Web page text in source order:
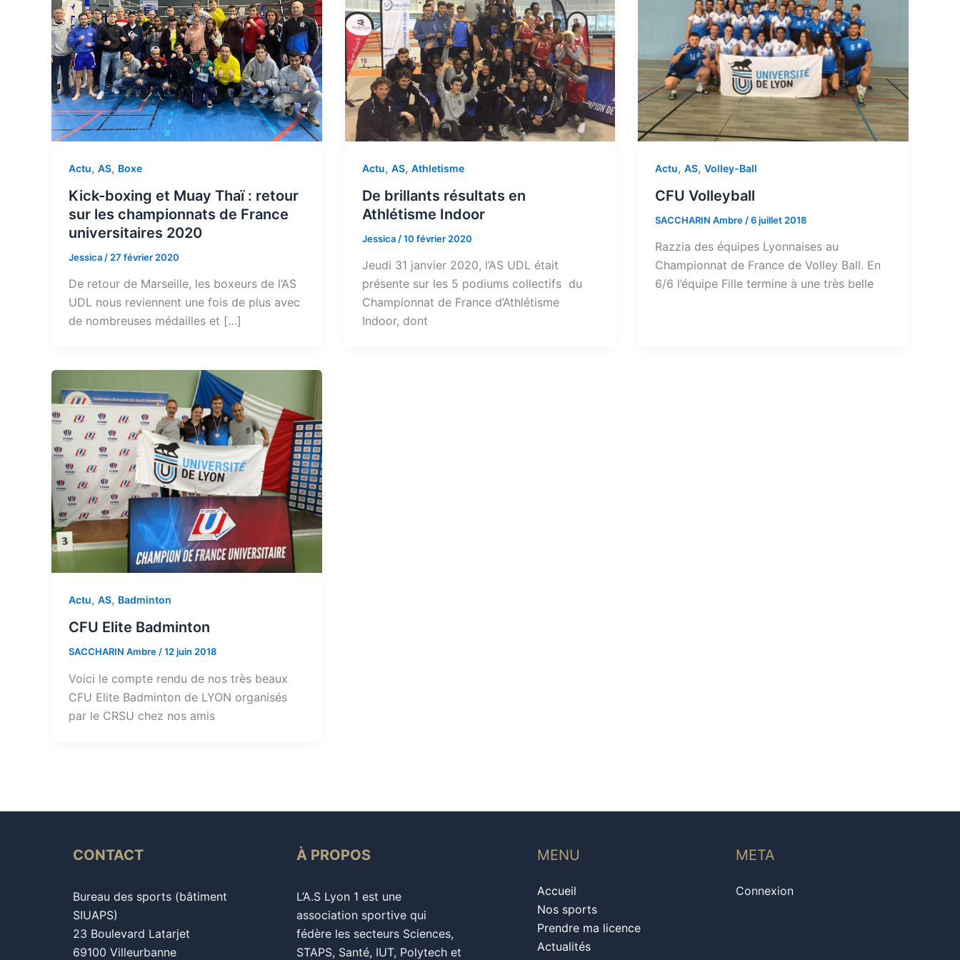
Actu, AS, Boxe
Kick-boxing et Muay Thaï : retour
sur les championnats de France
universitaires 2020
Jessica / 27 février 2020
De retour de Marseille, les boxeurs de l’AS
UDL nous reviennent une fois de plus avec
de nombreuses médailles et […]
Actu, AS, Athletisme
De brillants résultats en
Athlétisme Indoor
Jessica /10 février 2020
Jeudi 31 janvier 2020, l’AS UDL était
présente sur les 5 podiums collectifs du
Championnat de France d’Athlétisme
Indoor, dont
Actu,AS,Volley-Ball
CFU Volleyball
SACCHARIN Ambre /6 juillet 2018
Razzia des équipes Lyonnaises au
Championnat de France de Volley Ball. En
6/6 l’équipe Fille termine à une très belle
Actu, AS, Badminton
CFU Elite Badminton
SACCHARIN Ambre /12 juin 2018
Voici le compte rendu de nos très beaux
CFU Elite Badminton de LYON organisés
par le CRSU chez nos amis
CONTACT
Bureau des sports (bâtiment
SIUAPS)
23 Boulevard Latarjet
69100 Villeurbanne
À PROPOS
L’A.S Lyon 1 est une
association sportive qui
fédère les secteurs Sciences,
STAPS, Santé, IUT, Polytech et
MENU
Accueil
Nos sports
Prendre ma licence
Actualités
META
Connexion